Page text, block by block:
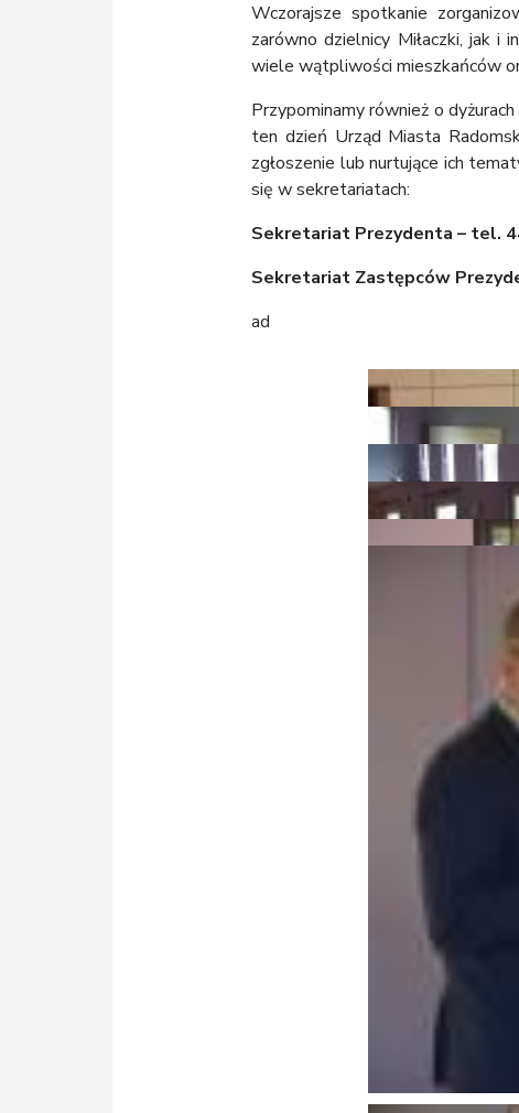
Wczorajsze spotkanie
zarówno dzielnicy Miłaczki, jak i
wiele wątpliwości mieszkańców
Przypominamy również o
ten dzień Urząd Miasta
zgłoszenie lub nurtujące ich
się w sekretariatach:
Sekretariat Prezydenta – tel.
Sekretariat Zastępców
ad